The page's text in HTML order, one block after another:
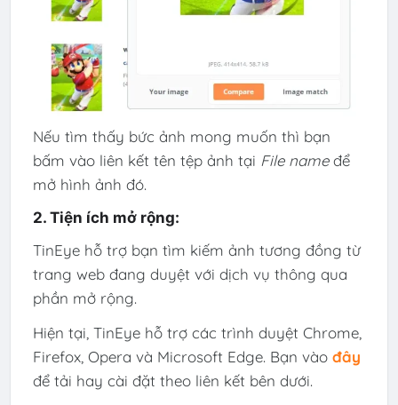
Nếu tìm thấy bức ảnh mong muốn thì bạn
bấm vào liên kết tên tệp ảnh tại File nameđể
mở hình ảnh đó.
2. Tiện ích mở rộng:
TinEye hỗ trợ bạn tìm kiếm ảnh tương đồng từ
trang web đang duyệt với dịch vụ thông qua
phần mở rộng.
Hiện tại, TinEye hỗ trợ các trình duyệt Chrome,
Firefox, Opera và Microsoft Edge. Bạn vào đây
để tải hay cài đặt theo liên kết bên dưới.